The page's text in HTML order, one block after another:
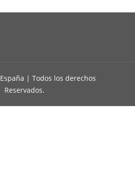
| Todos los derechos
Reservados.